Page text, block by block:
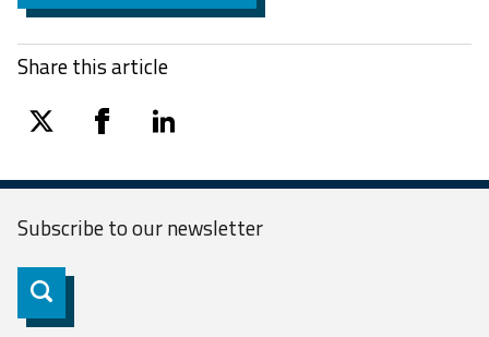
Share this article
twitter facebooklinkedin
Subscribe to ournewsletter
Subscribe